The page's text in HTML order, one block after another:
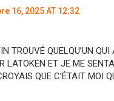
16, 2025 AT 12:32
TROUVÉ QUELQU’UN
LATOKEN ET JE ME
QUE C’ÉTAIT MOI